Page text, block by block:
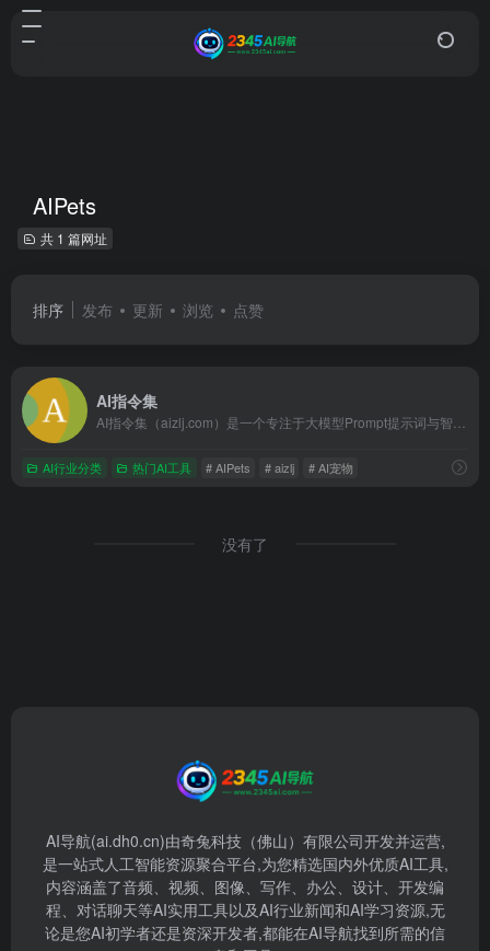
AIPets
共 1 篇网址
排序 发布 更新 浏览 点赞
AI指令集
AI行业分类 热门AI工具 # AIPets # aizlj # AI宠物
没有了
AI导航(ai.dh0.cn)由奇兔科技（佛山）有限公司开发并运营,
是一站式人工智能资源聚合平台,为您精选国内外优质AI工具,
内容涵盖了音频、视频、图像、写作、办公、设计、开发编
程、对话聊天等AI实用工具以及AI行业新闻和AI学习资源,无
论是您AI初学者还是资深开发者,都能在AI导航找到所需的信